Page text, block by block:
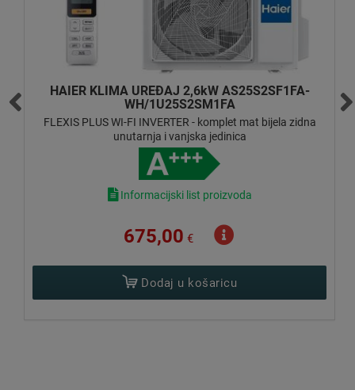
MIDEA KLIMA UREĐAJ 3,51kW MSAGBU-12HRFN8
/ MOX230-12HFN8
XTREME SAVE PRO INVERTER + 2 grijača u vanjskoj jedinici
- komplet sjajna bijela zidna unutarnja i vanjska jedinica
Informacijski list proizvoda
693,00 €
Pošalji upit